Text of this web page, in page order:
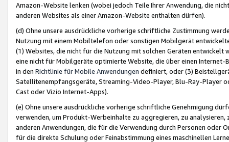
Amazon-Website lenken (wobei jedoch Teile Ihrer Anwendung, die
anderen Websites als einer Amazon-Website enthalten dürfen).
(d) Ohne unsere ausdrückliche vorherige schriftliche Zustimmung
Nutzung mit einem Mobiltelefon oder sonstigen Mobilgerät
(1) Websites, die nicht für die Nutzung mit solchen Geräten
eine nicht für Mobilgeräte optimierte Website, die über einen
in den Richtlinie für Mobile Anwendungen definiert, oder (3)
Satellitenempfangsgeräte, Streaming-Video-Player, Blu-Ray-Player
Cast oder Vizio Internet-Apps).
(e) Ohne unsere ausdrückliche vorherige schriftliche Genehmigung
verwenden, um Produkt-Werbeinhalte zu aggregieren, zu
anderen Anwendungen, die für die Verwendung durch Personen
für die direkte Schulung oder Feinabstimmung eines maschinellen